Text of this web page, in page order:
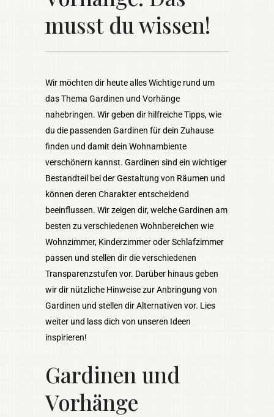
musst du wissen!
Wir möchten dir heute alles Wichtige rund um
das Thema Gardinen und Vorhänge
nahebringen. Wir geben dir hilfreiche Tipps, wie
du die passenden Gardinen für dein Zuhause
finden und damit dein Wohnambiente
verschönern kannst. Gardinen sind ein wichtiger
Bestandteil bei der Gestaltung von Räumen und
können deren Charakter entscheidend
beeinflussen. Wir zeigen dir, welche Gardinen am
besten zu verschiedenen Wohnbereichen wie
Wohnzimmer, Kinderzimmer oder Schlafzimmer
passen und stellen dir die verschiedenen
Transparenzstufen vor. Darüber hinaus geben
wir dir nützliche Hinweise zur Anbringung von
Gardinen und stellen dir Alternativen vor. Lies
weiter und lass dich von unseren Ideen
inspirieren!
Gardinen und
Vorhänge